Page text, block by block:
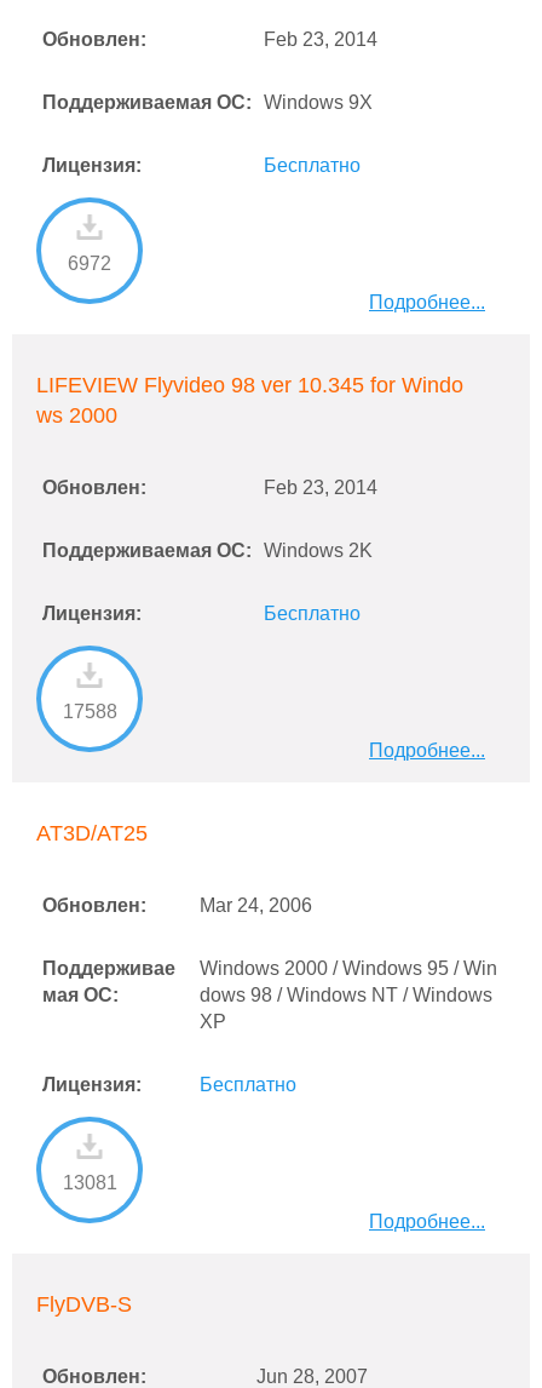
Обновлен: Feb 23, 2014
Поддерживаемая ОС: Windows 9X
Лицензия: Бесплатно
6972
Подробнее...
LIFEVIEW Flyvideo 98 ver 10.345 for Windo
ws 2000
Обновлен: Feb 23, 2014
Поддерживаемая ОС: Windows 2K
Лицензия: Бесплатно
17588
Подробнее...
AT3D/AT25
Обновлен: Mar 24, 2006
Поддерживае
мая ОС:
Windows 2000 / Windows 95 / Win
dows 98 / Windows NT / Windows
XP
Лицензия: Бесплатно
13081
Подробнее...
FlyDVB-S
Обновлен: Jun 28, 2007